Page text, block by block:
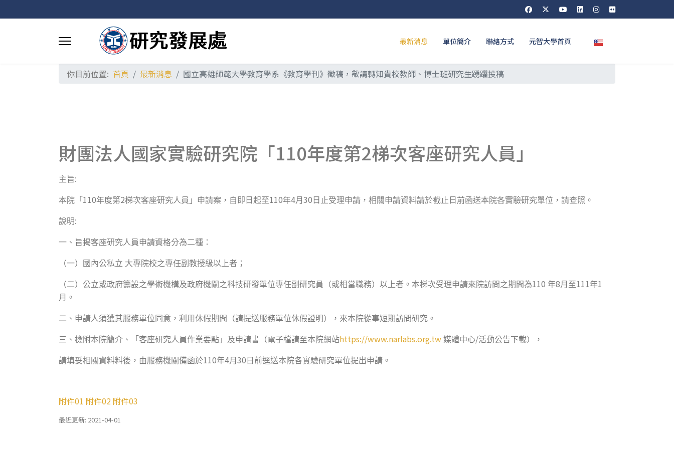
最新消息 單位簡介 聯絡方式 元智大學首頁 選擇你的語言
你目前位置: 首頁 最新消息 國立高雄師範大學教育學系《教育學刊》徵稿，敬請轉知貴校教師、博士班研究生踴躍投稿
財團法人國家實驗研究院「110年度第2梯次客座研究人員」
主旨:
本院「 110年度第2梯次客座研究人員」申請案，自即日起至110年4月 30 日止受理申請，相關申請資料請於截止日前函送本院各實驗研究單位，請查照。
說明:
一、旨揭客座研究人員申請資格分為二種：
（一）國內公私立 大專院校之專任副教授級以上者；
（二）公立或政府籌設之學術機構及政府機關之科技研發單位專任副研究員（或相當職務）以上者。本梯次受理申請來院訪問之期間為110 年8月至111年1
月。
二、申請人須獲其服務單位同意，利用休假期間（請提送服務單位休假證明），來本院從事短期訪問研究。
三、檢附本院簡介、 「 客座研究人員作業要點」及申請書（電子檔請至本院網站https://www.narlabs.org.tw 媒體中心/活動公告下載），
請填妥相關資料料後，由服務機關備函於110年4月 30 日前逕送本院各實驗研究單位提出申請。
附件01 附件02 附件03
最近更新: 2021-04-01